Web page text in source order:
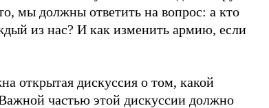
мы должны ответить на вопрос: а кто
из нас? И как изменить армию, если
открытая дискуссия о том, какой
частью этой дискуссии должно